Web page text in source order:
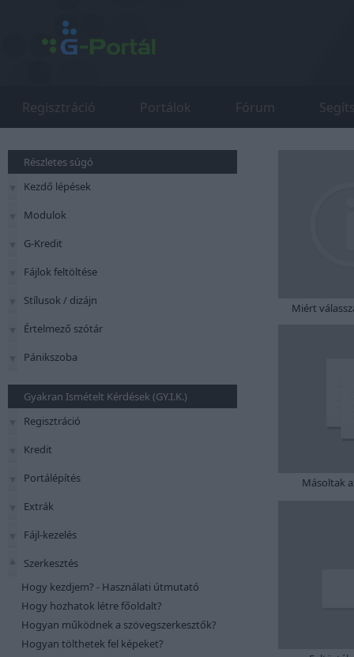
Regisztráció Portálok Fórum
Részletes súgó
Kezdő lépések
Modulok
G-Kredit
Fájlok feltöltése
Stílusok / dizájn
Értelmező szótár
Pánikszoba
Gyakran Ismételt Kérdések (GY.I.K.)
Regisztráció
Kredit
Portálépítés
Extrák
Fájl-kezelés
Szerkesztés
Hogy kezdjem? - Használati útmutató
Hogy hozhatok létre főoldalt?
Hogyan működnek a szövegszerkesztők?
Hogyan tölthetek fel képeket?
Miért
Másoltak